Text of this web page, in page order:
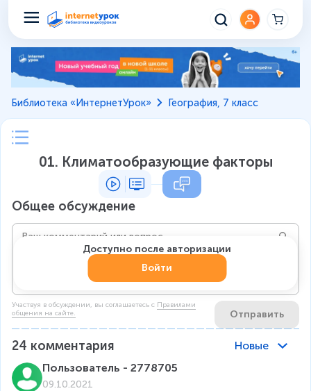
Библиотека «ИнтернетУрок» География, 7 класс
01. Климатообразующие факторы
Общее обсуждение
Участвуя в обсуждении, вы соглашаетесь c Правилами
общения на сайте.
Отправить
Доступно после авторизации
Войти
24 комментария
Новые
Пользователь - 2778705
09.10.2021